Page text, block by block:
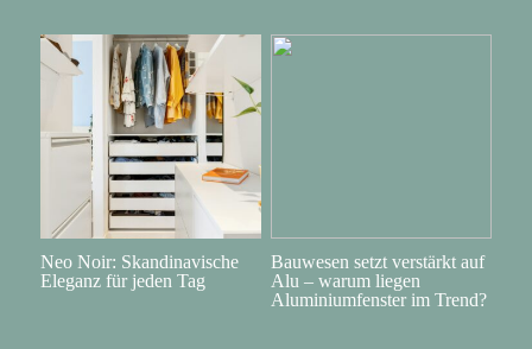
Neo Noir: Skandinavische
Eleganz für jeden Tag
Bauwesen setzt verstärkt auf
Alu – warum liegen
Aluminiumfenster im Trend?